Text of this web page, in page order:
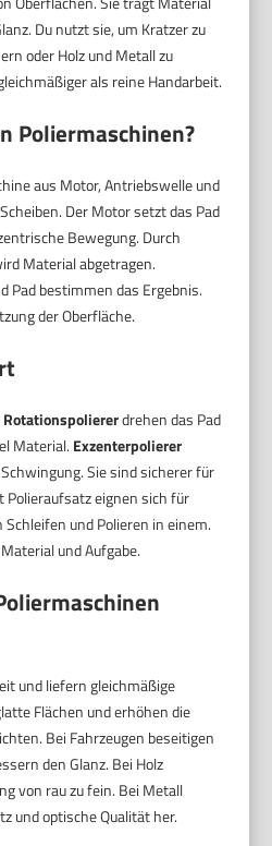
Du nutzt sie, um Kratzer zu
oder Holz und Metall zu
als reine Handarbeit.
Poliermaschinen?
aus Motor, Antriebswelle und
Der Motor setzt das Pad
Bewegung. Durch
Material abgetragen.
Pad bestimmen das Ergebnis.
der Oberfläche.
Rotationspoliererdrehen das Pad
Material. Exzenterpolierer
Sie sind sicherer für
Polieraufsatz eignen sich für
und Polieren in einem.
und Aufgabe.
und liefern gleichmäßige
Flächen und erhöhen die
Bei Fahrzeugen beseitigen
den Glanz. Bei Holz
von rau zu fein. Bei Metall
und optische Qualität her.